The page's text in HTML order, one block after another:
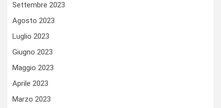
Settembre 2023
Agosto 2023
Luglio 2023
Giugno 2023
Maggio 2023
Aprile 2023
Marzo 2023